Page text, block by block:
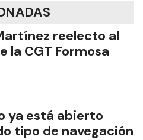
reelecto al
la CGT Formosa
ya está abierto
tipo de navegación